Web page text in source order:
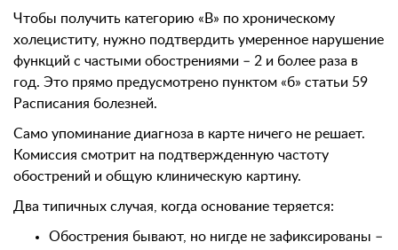
Чтобы получить категорию «В» по хроническому
холециститу, нужно подтвердить умеренное нарушение
функций с частыми обострениями – 2 и более раза в
год. Это прямо предусмотрено пунктом «б» статьи 59
Расписания болезней.
Само упоминание диагноза в карте ничего не решает.
Комиссия смотрит на подтвержденную частоту
обострений и общую клиническую картину.
Два типичных случая, когда основание теряется:
Обострения бывают, но нигде не зафиксированы –